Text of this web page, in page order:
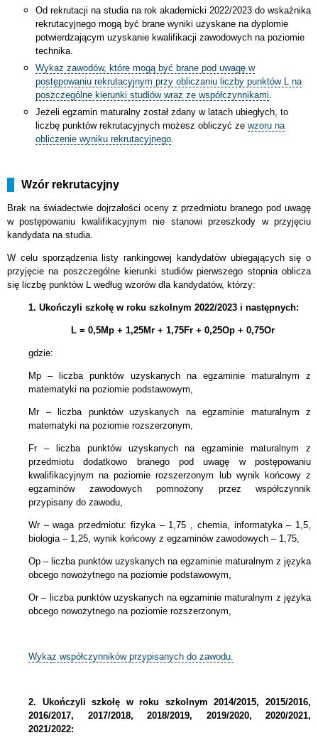
Od rekrutacji na studia na rok akademicki 2022/2023 do wskaźnika
rekrutacyjnego mogą być brane wyniki uzyskane na dyplomie
potwierdzającym uzyskanie kwalifikacji zawodowych na poziomie
technika.
Wykaz zawodów, które mogą być brane pod uwagę w
postępowaniu rekrutacyjnym przy obliczaniu liczby punktów L na
poszczególne kierunki studiów wraz ze współczynnikami
Jeżeli egzamin maturalny został zdany w latach ubiegłych, to
liczbę punktów rekrutacyjnych możesz obliczyć ze wzoru na
obliczenie wyniku rekrutacyjnego
Wzór rekrutacyjny
Brak na świadectwie dojrzałości oceny z przedmiotu branego pod uwagę
w postępowaniu kwalifikacyjnym nie stanowi przeszkody w przyjęciu
kandydata na studia.
W celu sporządzenia listy rankingowej kandydatów ubiegających się o
przyjęcie na poszczególne kierunki studiów pierwszego stopnia oblicza
się liczbę punktów L według wzorów dla kandydatów, którzy:
1. Ukończyli szkołę w roku szkolnym 2022/2023 i następnych:
L = 0,5Mp + 1,25Mr + 1,75Fr + 0,25Op + 0,75Or
gdzie:
Mp – liczba punktów uzyskanych na egzaminie maturalnym z
matematyki na poziomie podstawowym,
Mr – liczba punktów uzyskanych na egzaminie maturalnym z
matematyki na poziomie rozszerzonym,
Fr – liczba punktów uzyskanych na egzaminie maturalnym z
przedmiotu dodatkowo branego pod uwagę w postępowaniu
kwalifikacyjnym na poziomie rozszerzonym lub wynik końcowy z
egzaminów zawodowych pomnożony przez współczynnik
przypisany do zawodu,
Wr – waga przedmiotu: fizyka – 1,75 , chemia, informatyka – 1,5,
biologia – 1,25, wynik końcowy z egzaminów zawodowych – 1,75,
Op – liczba punktów uzyskanych na egzaminie maturalnym z języka
obcego nowożytnego na poziomie podstawowym,
Or – liczba punktów uzyskanych na egzaminie maturalnym z języka
obcego nowożytnego na poziomie rozszerzonym,
Wykaz współczynników przypisanych do zawodu.
2. Ukończyli szkołę w roku szkolnym 2014/2015, 2015/2016,
2016/2017, 2017/2018, 2018/2019, 2019/2020, 2020/2021,
2021/2022: